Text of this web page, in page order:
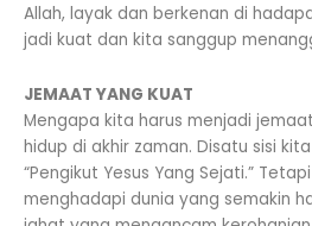
Allah, layak dan berkenan di
jadi kuat dan kita sanggup
JEMAAT YANG KUAT
Mengapa kita harus menjadi
hidup di akhir zaman. Disatu sisi
“Pengikut Yesus Yang Sejati.”
menghadapi dunia yang semakin